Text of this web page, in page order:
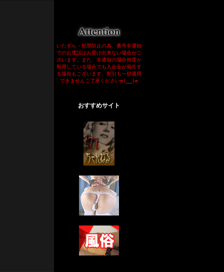
いたずら・犯罪防止の為、番号非通知
でのお電話はお受け出来ない場合がご
ざいます。また、非通知の場合何度か
利用している場合でも入会金が発生す
る場合もございます。割引も一切適用
できませんご了承くださいm(__)m
おすすめサイト